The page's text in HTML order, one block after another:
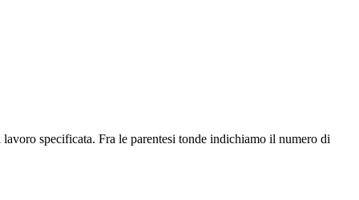
specificata. Fra le parentesi tonde indichiamo il numero di